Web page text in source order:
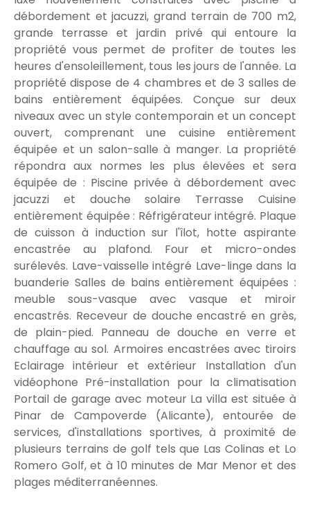
débordement et jacuzzi, grand terrain de 700 m2,
grande terrasse et jardin privé qui entoure la
propriété vous permet de profiter de toutes les
heures d'ensoleillement, tous les jours de l'année. La
propriété dispose de 4 chambres et de 3 salles de
bains entièrement équipées. Conçue sur deux
niveaux avec un style contemporain et un concept
ouvert, comprenant une cuisine entièrement
équipée et un salon-salle à manger. La propriété
répondra aux normes les plus élevées et sera
équipée de : Piscine privée à débordement avec
jacuzzi et douche solaire Terrasse Cuisine
entièrement équipée : Réfrigérateur intégré. Plaque
de cuisson à induction sur l'îlot, hotte aspirante
encastrée au plafond. Four et micro-ondes
surélevés. Lave-vaisselle intégré Lave-linge dans la
buanderie Salles de bains entièrement équipées :
meuble sous-vasque avec vasque et miroir
encastrés. Receveur de douche encastré en grès,
de plain-pied. Panneau de douche en verre et
chauffage au sol. Armoires encastrées avec tiroirs
Eclairage intérieur et extérieur Installation d'un
vidéophone Pré-installation pour la climatisation
Portail de garage avec moteur La villa est située à
Pinar de Campoverde (Alicante), entourée de
services, d'installations sportives, à proximité de
plusieurs terrains de golf tels que Las Colinas et Lo
Romero Golf, et à 10 minutes de Mar Menor et des
plages méditerranéennes.